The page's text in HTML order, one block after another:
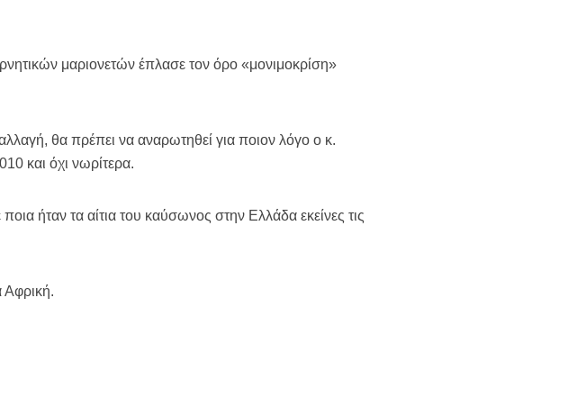
μαριονετών έπλασε τον όρο «μονιμοκρίση»
θα πρέπει να αναρωτηθεί για ποιον λόγο ο κ.
και όχι νωρίτερα.
ήταν τα αίτια του καύσωνος στην Ελλάδα εκείνες τις
Αφρική.